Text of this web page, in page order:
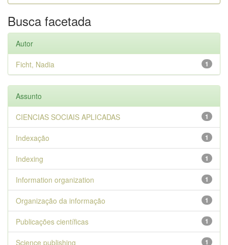
Busca facetada
Autor
1
Ficht, Nadia
Assunto
1
CIENCIAS SOCIAIS APLICADAS
1
Indexação
1
Indexing
1
Information organization
1
Organização da informação
1
Publicações científicas
1
Science publishing